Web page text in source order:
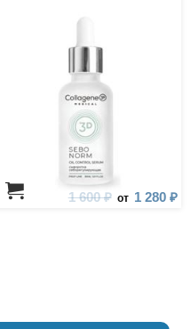
1 600 ₽ от 1 280 ₽